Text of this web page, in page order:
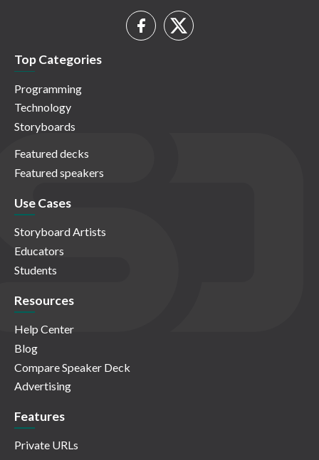
Top Categories
Programming
Technology
Storyboards
Featured decks
Featured speakers
Use Cases
Storyboard Artists
Educators
Students
Resources
Help Center
Blog
Compare Speaker Deck
Advertising
Features
Private URLs